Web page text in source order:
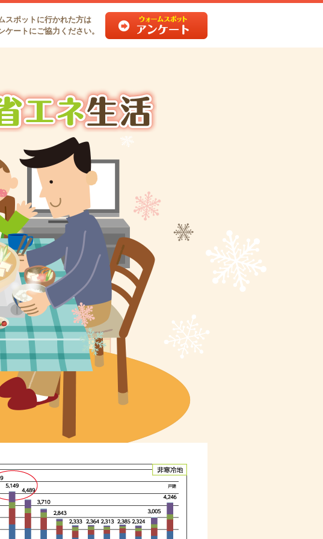
スポットに行かれた方は
ケートにご協力ください。